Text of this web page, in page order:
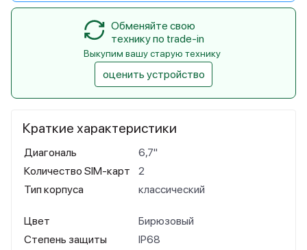
Краткие характеристики
Диагональ
6,7"
Количество SIM-карт
2
Тип корпуса
классический
Цвет
Бирюзовый
Степень защиты
IP68
Обменяйте свою
технику по trade-in
Выкупим вашу старую технику
оценить устройство